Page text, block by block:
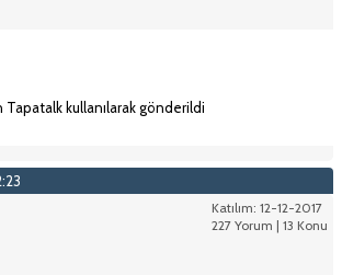
Tapatalk kullanılarak gönderildi
Katılım: 12-12-2017
227 Yorum | 13 Konu